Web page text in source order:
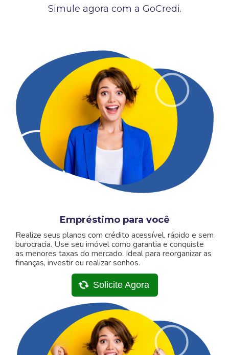
Simule agora com a GoCredi.
Empréstimo para você
Realize seus planos com crédito acessível, rápido e sem
burocracia. Use seu imóvel como garantia e conquiste
as menores taxas do mercado. Ideal para reorganizar as
finanças, investir ou realizar sonhos.
Solicite Agora